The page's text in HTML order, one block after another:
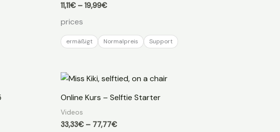
11,11€ – 19,99€Preisspanne:
prices
ermäßigt Normalpreis Support
Online Kurs – Selftie Starter
Videos
33,33€ – 77,77€Preisspanne: